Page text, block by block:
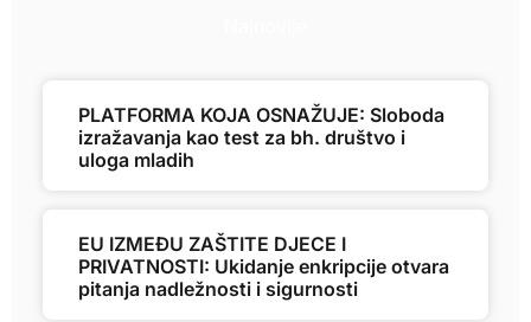
PLATFORMA KOJA OSNAŽUJE: Sloboda
izražavanja kao test za bh. društvo i
uloga mladih
EU IZMEĐU ZAŠTITE DJECE I
PRIVATNOSTI: Ukidanje enkripcije otvara
pitanja nadležnosti i sigurnosti